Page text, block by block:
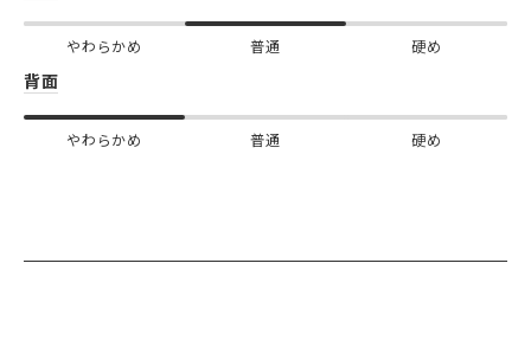
やわらかめ 普通 硬め
背面
やわらかめ 普通 硬め